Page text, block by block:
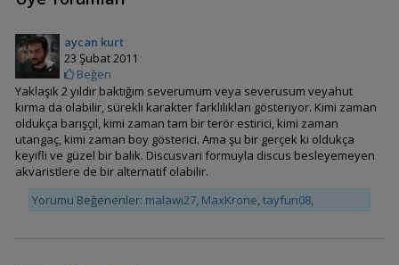
Cichlid)
Astronotus crassipinnis
aycan kurt
23 Şubat 2011
Beğen
Yaklaşık 2 yıldır baktığım severumum veya severusum veyahut
kırma da olabilir, sürekli karakter farklılıkları gösteriyor. Kimi zaman
oldukça barışçıl, kimi zaman tam bir terör estirici, kimi zaman
utangaç, kimi zaman boy gösterici. Ama şu bir gerçek ki oldukça
keyifli ve güzel bir balık. Discusvari formuyla discus besleyemeyen
akvaristlere de bir alternatif olabilir.
Yorumu Beğenenler: malawi27, MaxKrone,tayfun08,